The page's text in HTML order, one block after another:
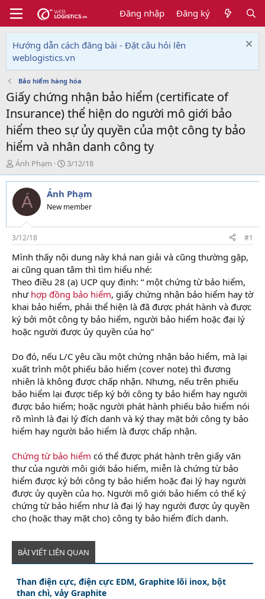
Đăng nhập Đăng ký
Hướng dẫn cách đăng bài - Đặt câu hỏi lên
weblogistics.vn
Bảo hiểm hàng hóa
Giấy chứng nhận bảo hiểm (certificate of
Insurance) thể hiện do người mô giới bảo
hiểm theo sự ủy quyền của một công ty bảo
hiểm và nhân danh công ty
T
h
r
e
d
s
t
a
r
t
e
r
Ánh Phạm
N
g
à
y
g
i
3/12/18
Á Ánh Phạm
New member
3/12/18 #1
Mình thấy nội dung này khá nan giải và cũng thường gặp,
ai cũng quan tâm thì tìm hiểu nhé:
Theo điều 28 (a) UCP quy định: “ một chứng từ bảo hiểm,
như hợp đồng bảo hiểm, giấy chứng nhận bảo hiểm hay tờ
khai bảo hiểm, phải thể hiện là đã được phát hành và được
ký bởi một công ty bảo hiểm, người bảo hiểm hoặc đại lý
hoặc người được ủy quyền của họ”
Do đó, nếu L/C yêu cầu một chứng nhận bảo hiểm, mà lại
xuất trình một phiếu bảo hiểm (cover note) thì đương
nhiên là không được chấp nhận. Nhưng, nếu trên phiếu
bảo hiểm lại được tiếp ký bởi công ty bảo hiểm hay người
được bảo hiểm; hoặc người phát hành phiếu bảo hiểm nói
rõ mình là đại lý đích danh và ký thay mặt bởi công ty bảo
hiểm hay người bảo hiểm là được chấp nhận.
Chứng từ bảo hiểm có thể được phát hành trên giấy văn
thư của người môi giới bảo hiểm, miễn là chứng từ bảo
hiểm được ký bởi công ty bảo hiểm hoặc đại lý hay người
được ủy quyền của họ. Người mô giới bảo hiểm có thể ký
chứng từ bảo hiểm như là đại lý hay người được ủy quyền
cho (hoặc thay mặt cho) công ty bảo hiểm đích danh.
BÀI VIẾT LIÊN QUAN
Than điện cực, điện cực EDM, Graphite lõi inox, bột
than chì, vảy Graphite